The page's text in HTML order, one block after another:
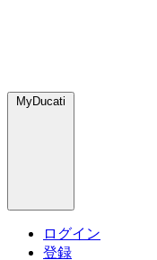
MyDucati
ログイン
登録